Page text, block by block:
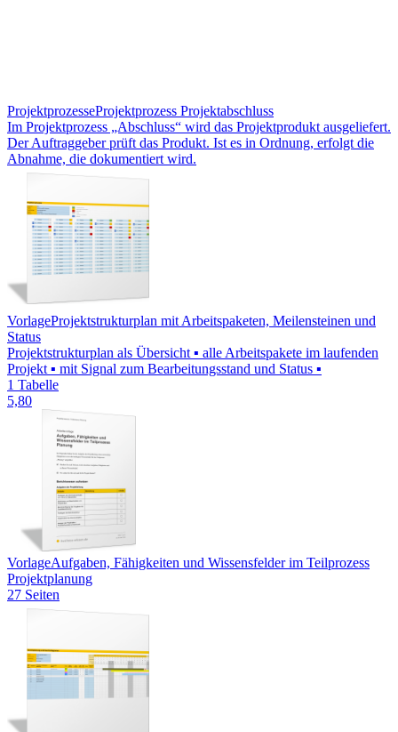
ProjektprozesseProjektprozess Projektabschluss
Im Projektprozess „Abschluss“ wird das Projektprodukt ausgeliefert.
Der Auftraggeber prüft das Produkt. Ist es in Ordnung, erfolgt die
Abnahme, die dokumentiert wird.
VorlageProjektstrukturplan mit Arbeitspaketen, Meilensteinen und
Status
Projektstrukturplan als Übersicht ▪ alle Arbeitspakete im laufenden
Projekt ▪ mit Signal zum Bearbeitungsstand und Status ▪
1 Tabelle
5,80
VorlageAufgaben, Fähigkeiten und Wissensfelder im Teilprozess
Projektplanung
27 Seiten